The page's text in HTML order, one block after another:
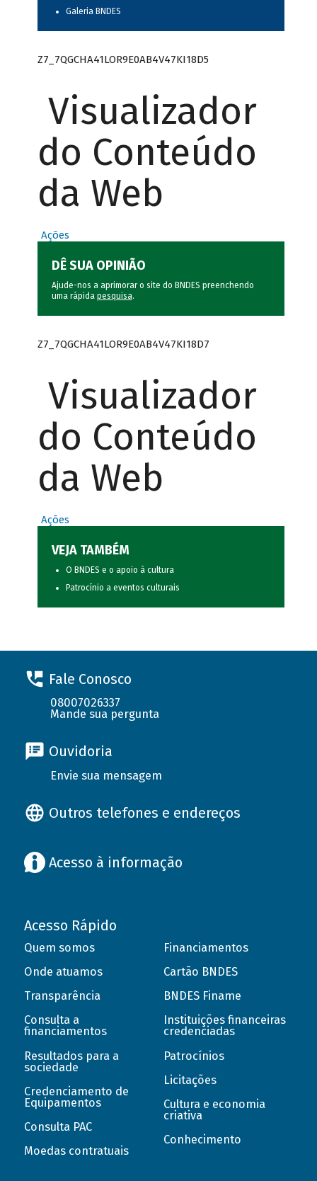
Galeria BNDES
Z7_7QGCHA41LOR9E0AB4V47KI18D5
Visualizador
do Conteúdo
da Web
Ações
DÊ SUA OPINIÃO
Ajude-nos a aprimorar o site do BNDES preenchendo
uma rápida pesquisa.
Z7_7QGCHA41LOR9E0AB4V47KI18D7
Visualizador
do Conteúdo
da Web
Ações
VEJA TAMBÉM
O BNDES e o apoio à cultura
Patrocínio a eventos culturais
Fale Conosco
08007026337
Mande sua pergunta
Ouvidoria
Envie sua mensagem
Outros telefones e endereços
Acesso à informação
Acesso Rápido
Quem somos
Onde atuamos
Transparência
Consulta a
financiamentos
Resultados para a
sociedade
Credenciamento de
Equipamentos
Consulta PAC
Moedas contratuais
Financiamentos
Cartão BNDES
BNDES Finame
Instituições financeiras
credenciadas
Patrocínios
Licitações
Cultura e economia
criativa
Conhecimento